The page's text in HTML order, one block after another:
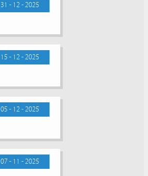
31 - 12 - 2025
15 - 12 - 2025
05 - 12 - 2025
07 - 11 - 2025